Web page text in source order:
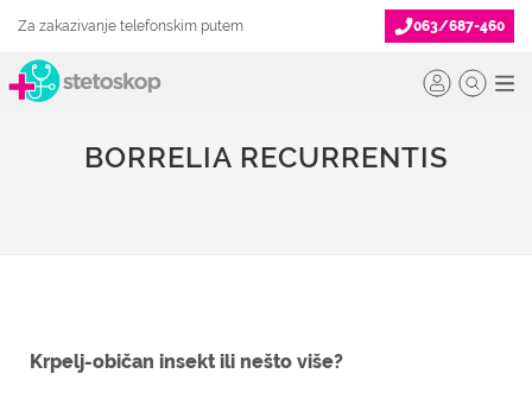
Za zakazivanje telefonskim putem 063/687-460
BORRELIA RECURRENTIS
Krpelj-običan insekt ili nešto više?